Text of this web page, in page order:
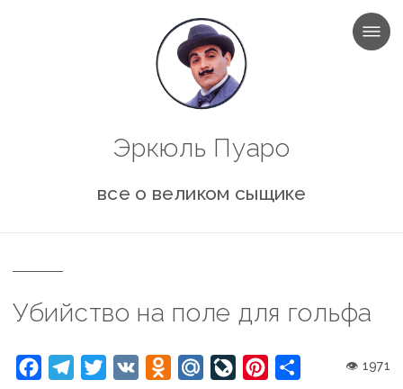
МЕНЮ
Эркюль Пуаро
все о великом сыщике
Убийство на поле для гольфа
FacebookTelegramTwitter
VK Odnoklassniki
Mail.RuLiveJournal
PinterestОтправить
👁 1971